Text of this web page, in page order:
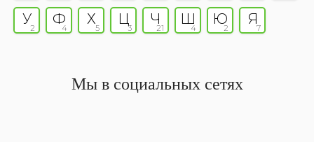
У
2
Ф
4
Х
5
Ц
3
Ч
21
Ш
4
Ю
2
Я
7
Мы в социальных сетях